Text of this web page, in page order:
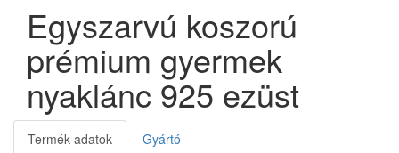
Egyszarvú koszorú
prémium gyermek
nyaklánc 925 ezüst
Termék adatok
Gyártó